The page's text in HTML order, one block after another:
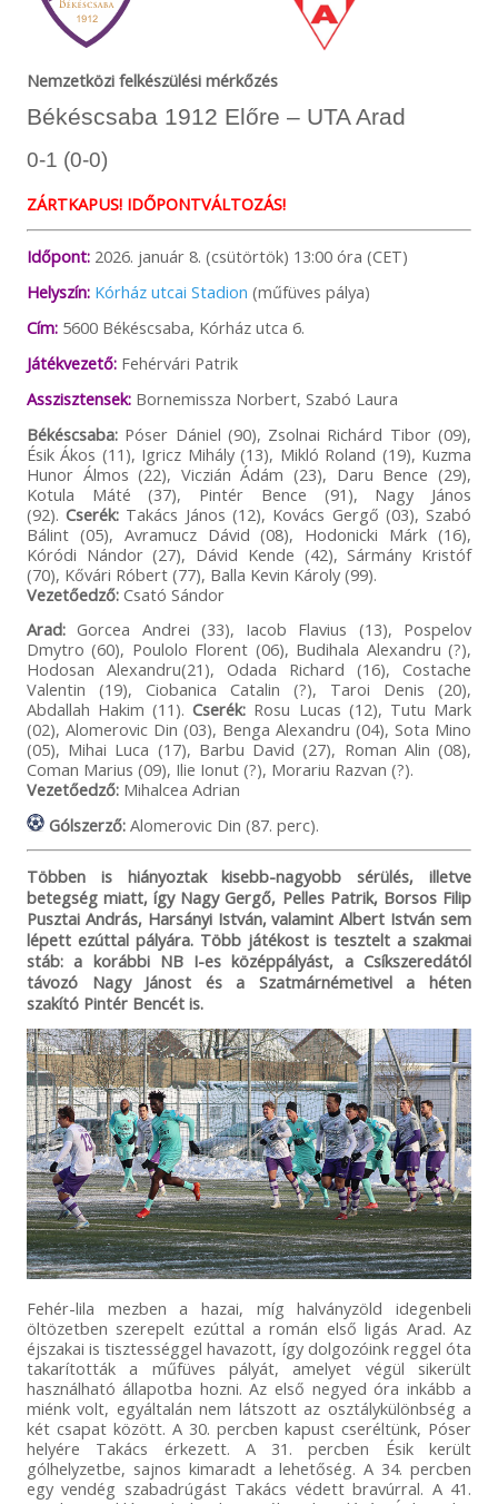
Nemzetközi felkészülési mérkőzés
Békéscsaba 1912 Előre – UTA Arad
0-1 (0-0)
ZÁRTKAPUS! IDŐPONTVÁLTOZÁS!
Időpont:2026. január 8. (csütörtök) 13:00 óra (CET)
Helyszín: Kórház utcai Stadion (műfüves pálya)
Cím:5600 Békéscsaba, Kórház utca 6.
Játékvezető:Fehérvári Patrik
Asszisztensek:Bornemissza Norbert, Szabó Laura
Békéscsaba:Póser Dániel (90), Zsolnai Richárd Tibor (09),
Ésik Ákos (11), Igricz Mihály (13), Mikló Roland (19), Kuzma
Hunor Álmos (22), Viczián Ádám (23), Daru Bence (29),
Kotula Máté (37), Pintér Bence (91), Nagy János
(92).Cserék: Takács János (12), Kovács Gergő (03), Szabó
Bálint (05), Avramucz Dávid (08), Hodonicki Márk (16),
Kóródi Nándor (27), Dávid Kende (42), Sármány Kristóf
(70), Kővári Róbert (77), Balla Kevin Károly (99).
Vezetőedző:Csató Sándor
Arad:Gorcea Andrei (33), Iacob Flavius (13), Pospelov
Dmytro (60), Poulolo Florent (06), Budihala Alexandru (?),
Hodosan Alexandru(21), Odada Richard (16), Costache
Valentin (19), Ciobanica Catalin (?), Taroi Denis (20),
Abdallah Hakim (11).Cserék: Rosu Lucas (12), Tutu Mark
(02), Alomerovic Din (03), Benga Alexandru (04), Sota Mino
(05), Mihai Luca (17), Barbu David (27), Roman Alin (08),
Coman Marius (09), Ilie Ionut (?), Morariu Razvan (?).
Vezetőedző:Mihalcea Adrian
Gólszerző:Alomerovic Din (87. perc).
Többen is hiányoztak kisebb-nagyobb sérülés, illetve
betegség miatt, így Nagy Gergő, Pelles Patrik, Borsos Filip
Pusztai András, Harsányi István, valamint Albert István sem
lépett ezúttal pályára. Több játékost is tesztelt a szakmai
stáb: a korábbi NB I-es középpályást, a Csíkszeredától
távozó Nagy Jánost és a Szatmárnémetivel a héten
szakító Pintér Bencét is.
Fehér-lila mezben a hazai, míg halványzöld idegenbeli
öltözetben szerepelt ezúttal a román első ligás Arad. Az
éjszakai is tisztességgel havazott, így dolgozóink reggel óta
takarították a műfüves pályát, amelyet végül sikerült
használható állapotba hozni. Az első negyed óra inkább a
miénk volt, egyáltalán nem látszott az osztálykülönbség a
két csapat között. A 30. percben kapust cseréltünk, Póser
helyére Takács érkezett. A 31. percben Ésik került
gólhelyzetbe, sajnos kimaradt a lehetőség. A 34. percben
egy vendég szabadrúgást Takács védett bravúrral. A 41.